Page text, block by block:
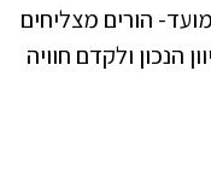
הורים מצליחים
הנכון ולקדם חוויה